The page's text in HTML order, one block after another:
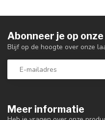
Meer informatie
Abonneer je op
Blijf op de hoogte over onze